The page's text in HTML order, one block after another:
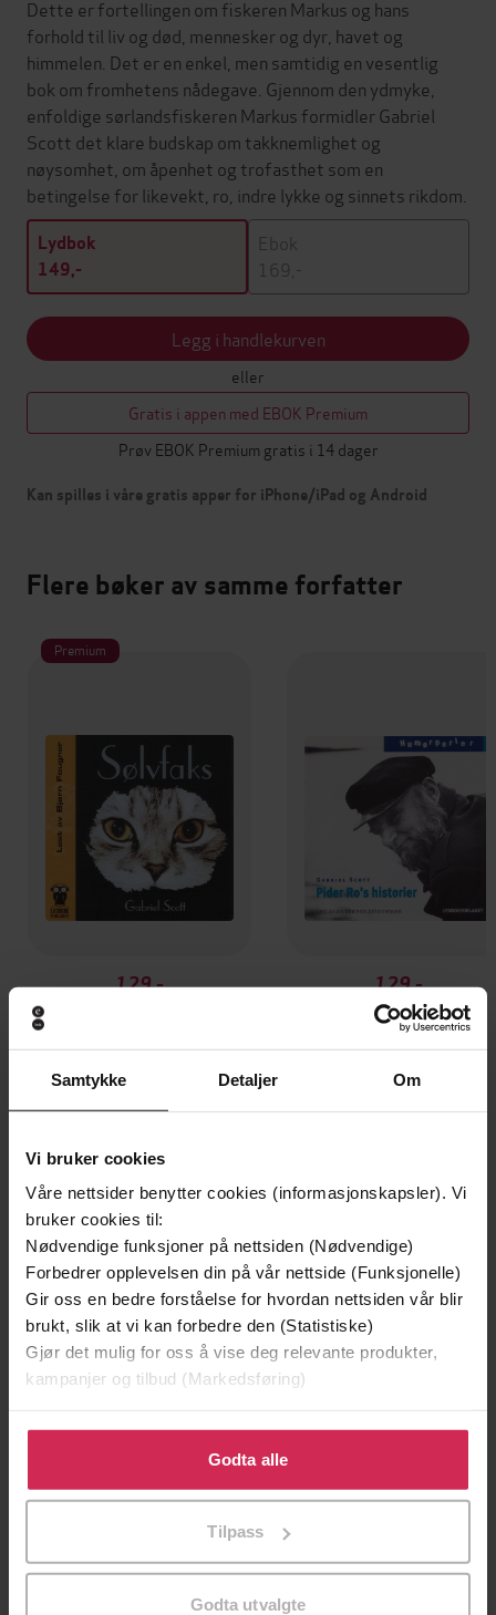
Samtykke Detaljer Om
Vi bruker cookies
Våre nettsider benytter cookies (informasjonskapsler). Vi
bruker cookies til:
Nødvendige funksjoner på nettsiden (Nødvendige)
Forbedrer opplevelsen din på vår nettside (Funksjonelle)
Gir oss en bedre forståelse for hvordan nettsiden vår blir
brukt, slik at vi kan forbedre den (Statistiske)
Gjør det mulig for oss å vise deg relevante produkter,
kampanjer og tilbud (Markedsføring)
Klikk på «Godta alle» for å gi oss ditt samtykke til å
bruke cookies for alle disse formålene. Du kan også
tilpasse ditt samtykke til spesifikke formål ved å klikke
Godta alle
Tilpass
Godta utvalgte
Dette er fortellingen om fiskeren Markus og hans
forhold til liv og død, mennesker og dyr, havet og
himmelen. Det er en enkel, men samtidig en vesentlig
bok om fromhetens nådegave. Gjennom den ydmyke,
enfoldige sørlandsfiskeren Markus formidler Gabriel
Scott det klare budskap om takknemlighet og
nøysomhet, om åpenhet og trofasthet som en
betingelse for likevekt, ro, indre lykke og sinnets rikdom.
Lydbok
149,-
Ebok
169,-
Legg i handlekurven
eller
Gratis i appen med EBOK Premium
Prøv EBOK Premium gratis i 14 dager
Kan spilles i våre gratis apper for iPhone/iPad og Android
Flere bøker av samme forfatter
Premium
129,-
129,-
Pider Ro's historier
Gabriel Scott
Andre har også kjøpt
Premium
199,-
Premium
199,-